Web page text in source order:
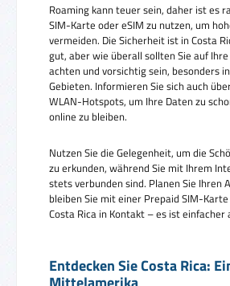
Roaming kann teuer sein, daher ist es
SIM-Karte oder eSIM zu nutzen, um
vermeiden. Die Sicherheit ist in Costa
gut, aber wie überall sollten Sie auf
achten und vorsichtig sein, besonders
Gebieten. Informieren Sie sich auch
WLAN-Hotspots, um Ihre Daten zu
online zu bleiben.
Nutzen Sie die Gelegenheit, um die
zu erkunden, während Sie mit Ihrem
stets verbunden sind. Planen Sie Ihren
bleiben Sie mit einer Prepaid SIM-
Costa Rica in Kontakt – es ist einfacher
Entdecken Sie Costa Rica: